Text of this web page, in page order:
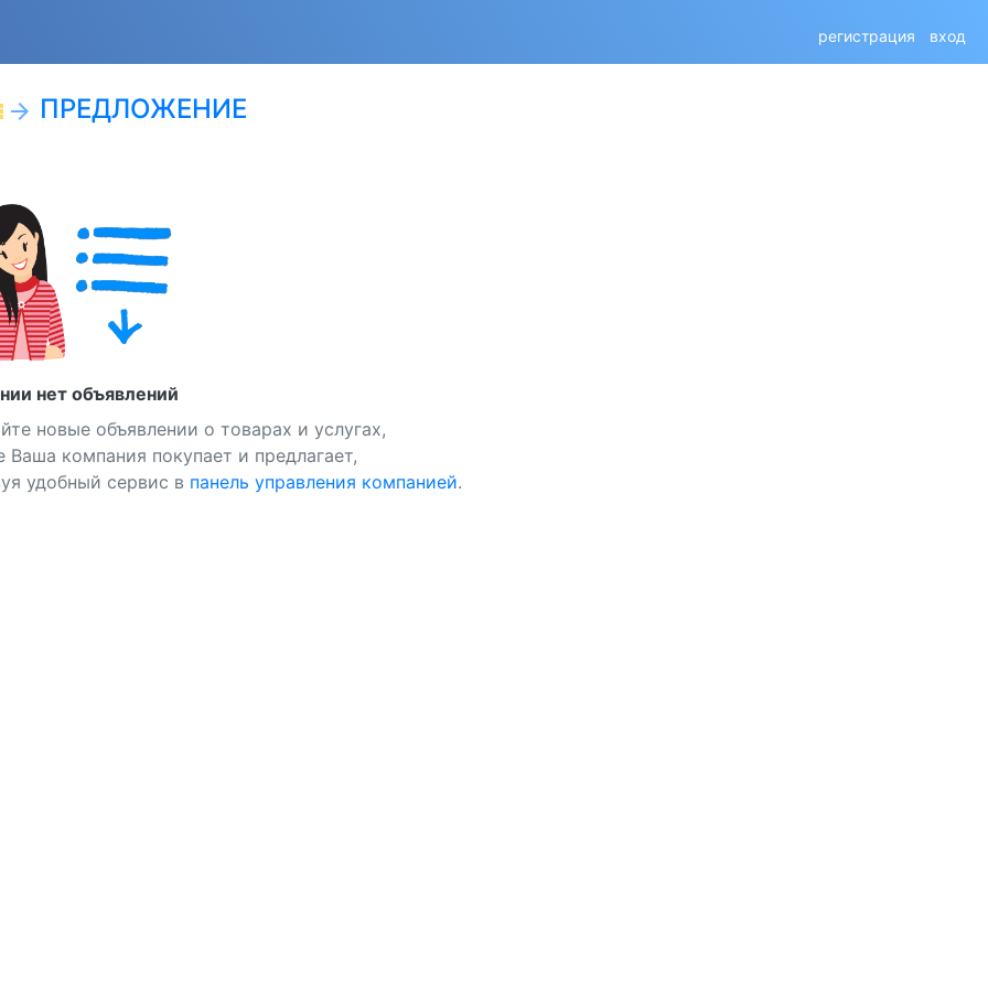
регистрация вход
arrow_forward ПРЕДЛОЖЕНИЕ
нет объявлений
новые объявлении о товарах и услугах,
Ваша компания покупает и предлагает,
удобный сервис в панель управления компанией.